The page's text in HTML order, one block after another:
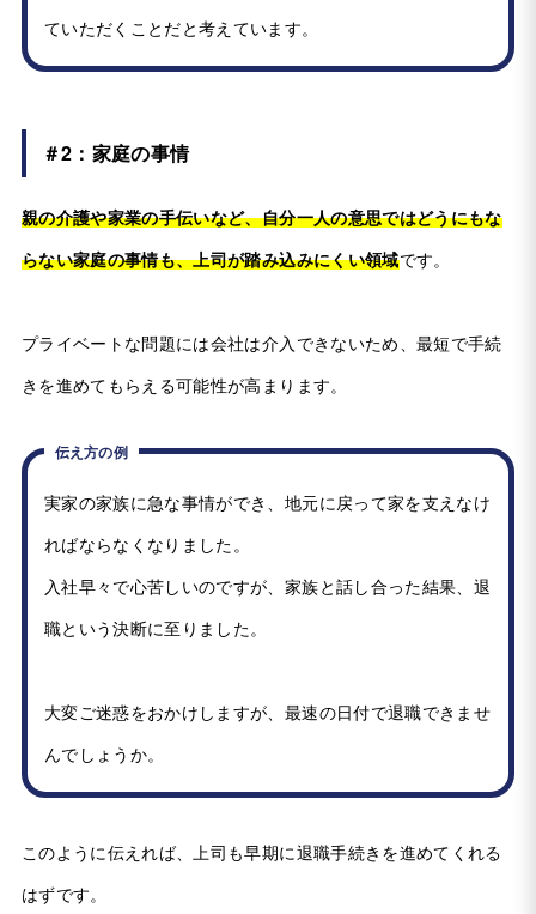
ていただくことだと考えています。
＃2：家庭の事情
親の介護や家業の手伝いなど、自分一人の意思ではどうにもな
らない家庭の事情も、上司が踏み込みにくい領域です。
プライベートな問題には会社は介入できないため、最短で手続
きを進めてもらえる可能性が高まります。
伝え方の例
実家の家族に急な事情ができ、地元に戻って家を支えなけ
ればならなくなりました。
入社早々で心苦しいのですが、家族と話し合った結果、退
職という決断に至りました。
大変ご迷惑をおかけしますが、最速の日付で退職できませ
んでしょうか。
このように伝えれば、上司も早期に退職手続きを進めてくれる
はずです。